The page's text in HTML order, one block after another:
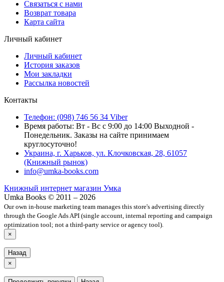
Связаться с нами
Возврат товара
Карта сайта
Личный кабинет
Личный кабинет
История заказов
Мои закладки
Рассылка новостей
Контакты
Телефон: (098) 746 56 34 Viber
Время работы: Вт - Вс с 9:00 до 14:00 Выходной -
Понедельник. Заказы на сайте принимаем
круглосуточно!
Украина, г. Харьков, ул. Клочковская, 28, 61057
(Книжный рынок)
info@umka-books.com
Книжный интернет магазин Умка
Umka Books © 2011 – 2026
Our own in-house marketing team manages this store's advertising directly
through the Google Ads API (single account, internal reporting and campaign
optimization tool; not a third-party service or agency tool).
×
Назад
×